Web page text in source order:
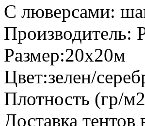
С люверсами:
Производитель:
Размер:20х20м
Цвет:зелен/
Плотность (гр/
Доставка